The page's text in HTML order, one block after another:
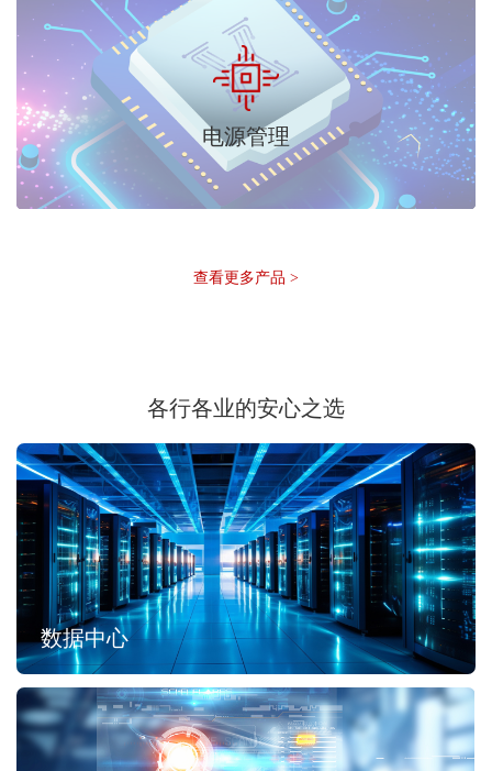
电源管理
查看更多产品 >
各行各业的安心之选
数据中心